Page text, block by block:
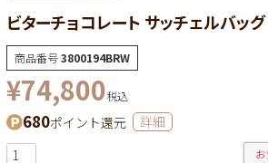
ビターチョコレート サッチェルバッグ
商品番号3800194BRW
¥74,800税込
680ポイント還元 詳細